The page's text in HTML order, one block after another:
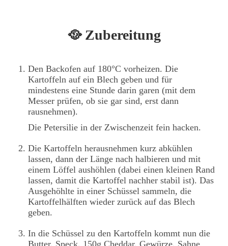
🥘 Zubereitung
Den Backofen auf 180°C vorheizen. Die
Kartoffeln auf ein Blech geben und für
mindestens eine Stunde darin garen (mit dem
Messer prüfen, ob sie gar sind, erst dann
rausnehmen).
Die Petersilie in der Zwischenzeit fein hacken.
Die Kartoffeln herausnehmen kurz abkühlen
lassen, dann der Länge nach halbieren und mit
einem Löffel aushöhlen (dabei einen kleinen Rand
lassen, damit die Kartoffel nachher stabil ist). Das
Ausgehöhlte in einer Schüssel sammeln, die
Kartoffelhälften wieder zurück auf das Blech
geben.
In die Schüssel zu den Kartoffeln kommt nun die